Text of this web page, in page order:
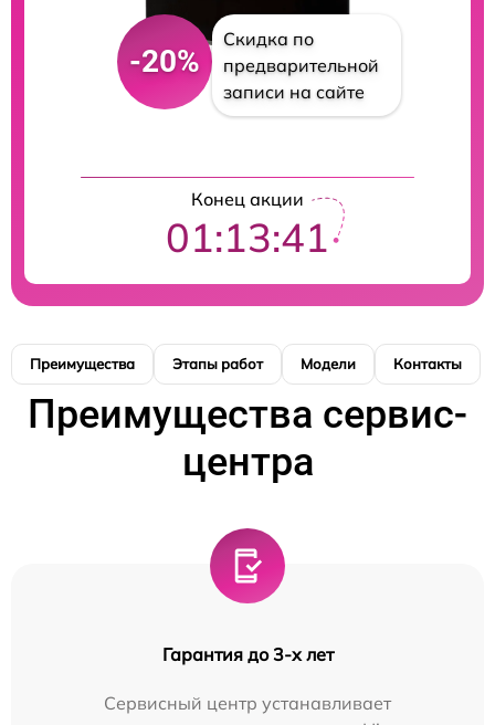
-20%
Скидка по
предварительной
записи на сайте
Конец акции
01:13:41
Преимущества Этапы работ Модели Контакты
Преимущества сервис-
центра
Гарантия до 3-х лет
Сервисный центр устанавливает